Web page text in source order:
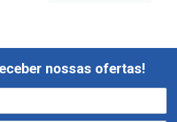
nossas ofertas!